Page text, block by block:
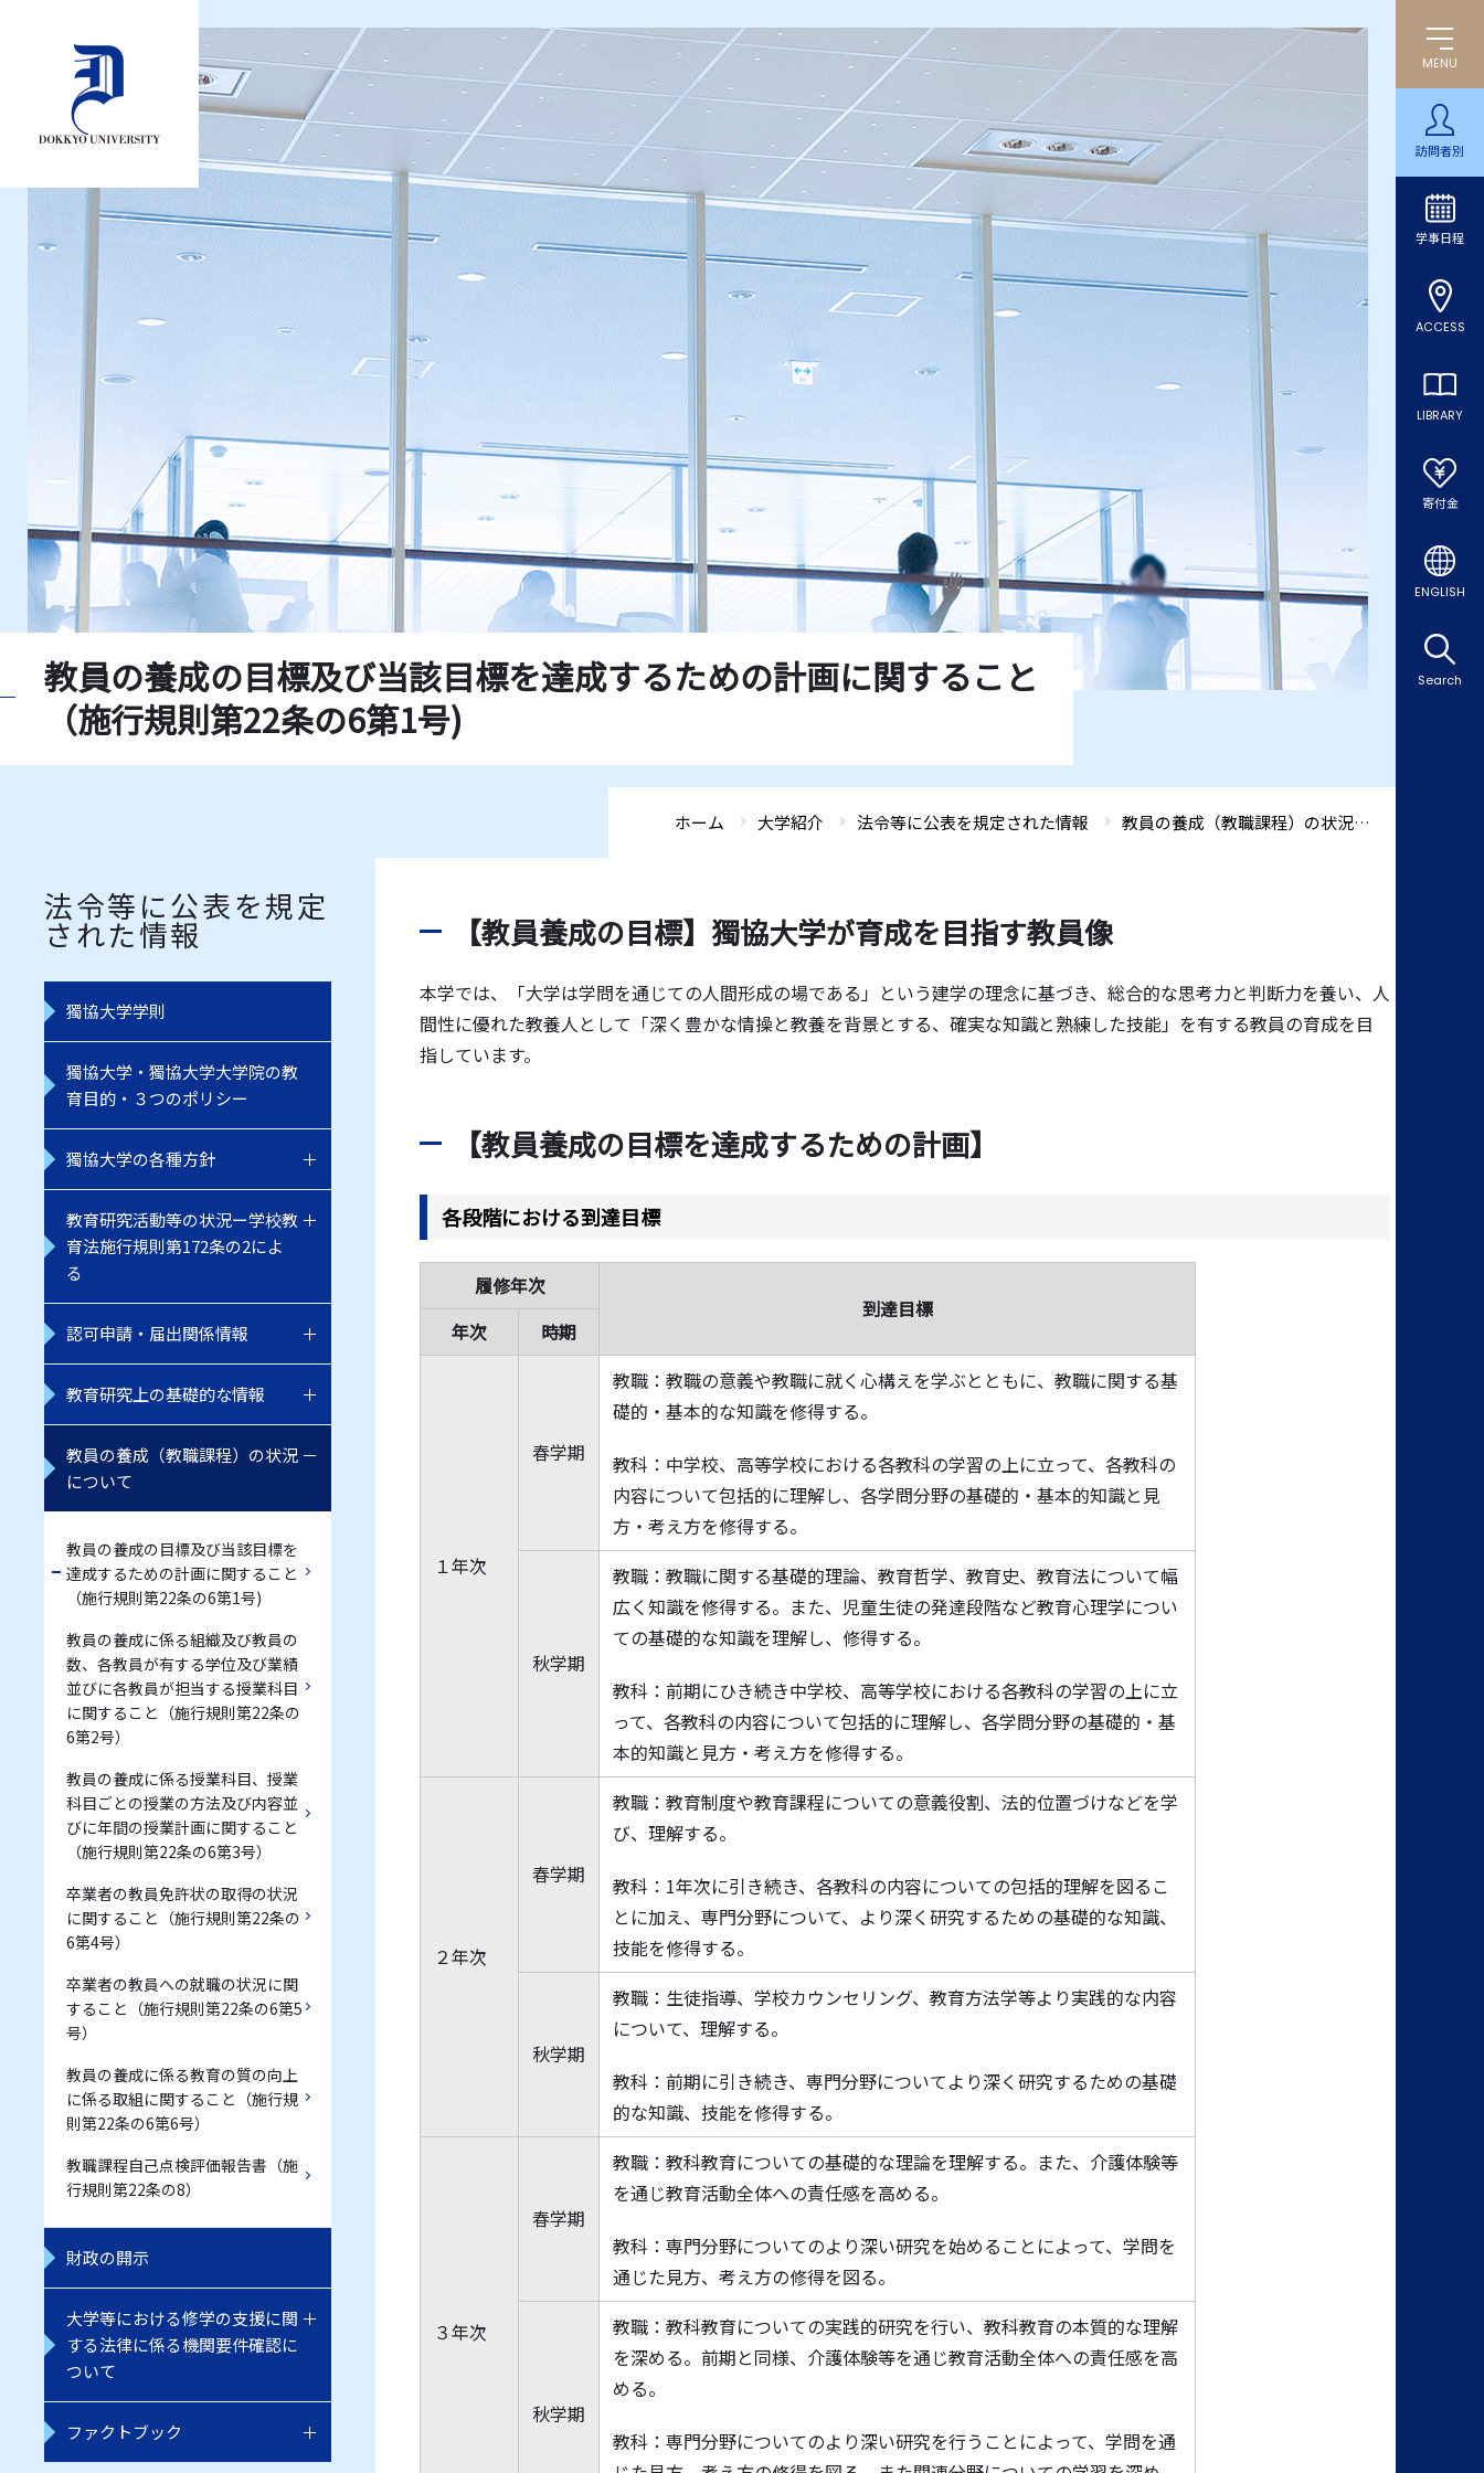
MENU
訪問者別
学事日程
ACCESS
LIBRARY
寄付金
ENGLISH
Search
教員の養成の目標及び当該目標を達成するための計画に関すること
（施行規則第22条の6第1号)
ホーム 大学紹介 法令等に公表を規定された情報 教員の養成（教職課程）の状況について
法令等に公表を規定
された情報
獨協大学学則
獨協大学・獨協大学大学院の教
育目的・３つのポリシー
獨協大学の各種方針
教育研究活動等の状況ー学校教
育法施行規則第172条の2によ
る
認可申請・届出関係情報
教育研究上の基礎的な情報
教員の養成（教職課程）の状況
について
教員の養成の目標及び当該目標を
達成するための計画に関すること
（施行規則第22条の6第1号)
教員の養成に係る組織及び教員の
数、各教員が有する学位及び業績
並びに各教員が担当する授業科目
に関すること（施行規則第22条の
6第2号）
教員の養成に係る授業科目、授業
科目ごとの授業の方法及び内容並
びに年間の授業計画に関すること
（施行規則第22条の6第3号）
卒業者の教員免許状の取得の状況
に関すること（施行規則第22条の
6第4号）
卒業者の教員への就職の状況に関
すること（施行規則第22条の6第5
号）
教員の養成に係る教育の質の向上
に係る取組に関すること（施行規
則第22条の6第6号）
教職課程自己点検評価報告書（施
行規則第22条の8）
財政の開示
大学等における修学の支援に関
する法律に係る機関要件確認に
ついて
ファクトブック
【教員養成の目標】獨協大学が育成を目指す教員像
本学では、「大学は学問を通じての人間形成の場である」という建学の理念に基づき、総合的な思考力と判断力を養い、人
間性に優れた教養人として「深く豊かな情操と教養を背景とする、確実な知識と熟練した技能」を有する教員の育成を目
指しています。
【教員養成の目標を達成するための計画】
各段階における到達目標
履修年次
到達目標
年次
時期
１年次
春学期
教職：教職の意義や教職に就く心構えを学ぶとともに、教職に関する基
礎的・基本的な知識を修得する。
教科：中学校、高等学校における各教科の学習の上に立って、各教科の
内容について包括的に理解し、各学問分野の基礎的・基本的知識と見
方・考え方を修得する。
秋学期
教職：教職に関する基礎的理論、教育哲学、教育史、教育法について幅
広く知識を修得する。また、児童生徒の発達段階など教育心理学につい
ての基礎的な知識を理解し、 修得する。
教科：前期にひき続き中学校、高等学校における各教科の学習の上に立
って、各教科の内容について包括的に理解し、各学問分野の基礎的・基
本的知識と見方・考え方を修得する。
２年次
春学期
教職：教育制度や教育課程についての意義役割、法的位置づけなどを学
び、理解する。
教科：1年次に引き続き、各教科の内容についての包括的理解を図るこ
とに加え、専門分野について、より深く研究するための基礎的な知識、
技能を修得する。
秋学期
教職：生徒指導、学校カウンセリング、教育方法学等より実践的な内容
について、理解する。
教科：前期に引き続き、専門分野についてより深く研究するための基礎
的な知識、技能を修得する。
３年次
春学期
教職：教科教育についての基礎的な理論を理解する。また、介護体験等
を通じ教育活動全体への責任感を高める。
教科：専門分野についてのより深い研究を始めることによって、学問を
通じた見方、考え方の修得を図る。
秋学期
教職：教科教育についての実践的研究を行い、教科教育の本質的な理解
を深める。前期と同様、介護体験等を通じ教育活動全体への責任感を高
める。
教科：専門分野についてのより深い研究を行うことによって、学問を通